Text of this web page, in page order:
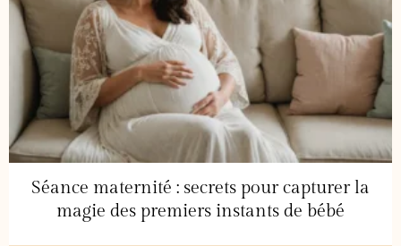
Séance maternité : secrets pour capturer la
magie des premiers instants de bébé